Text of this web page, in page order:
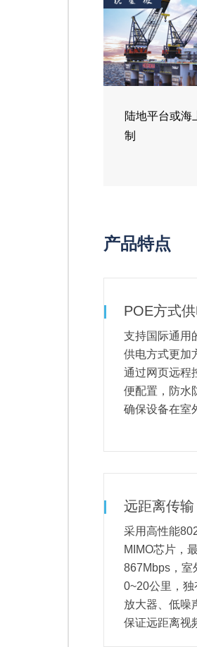
陆地平台或海
制
产品特点
POE方式
支持国际通用
供电方式更加
通过网页远程
便配置，防水
确保设备在室
远距离传输
采用高性能
MIMO芯片，
867Mbps，室
0~20公里，
放大器、低噪
保证远距离视